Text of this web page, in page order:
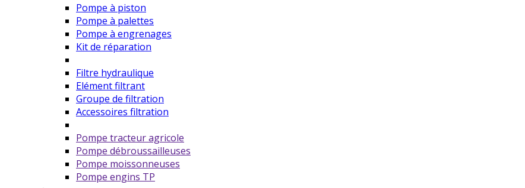
Pompe à piston
Pompe à palettes
Pompe à engrenages
Kit de réparation
Filtre hydraulique
Elément filtrant
Groupe de filtration
Accessoires filtration
Pompe tracteur agricole
Pompe débroussailleuses
Pompe moissonneuses
Pompe engins TP